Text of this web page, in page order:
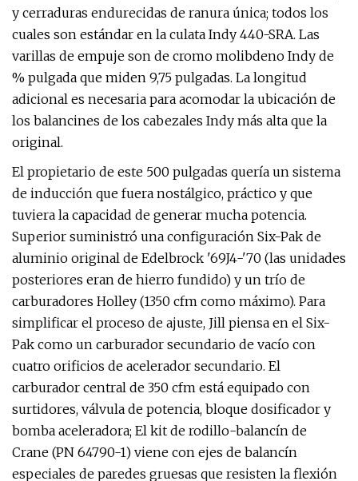
y cerraduras endurecidas de ranura única; todos los
cuales son estándar en la culata Indy 440-SRA. Las
varillas de empuje son de cromo molibdeno Indy de
% pulgada que miden 9,75 pulgadas. La longitud
adicional es necesaria para acomodar la ubicación de
los balancines de los cabezales Indy más alta que la
original.
El propietario de este 500 pulgadas quería un sistema
de inducción que fuera nostálgico, práctico y que
tuviera la capacidad de generar mucha potencia.
Superior suministró una configuración Six-Pak de
aluminio original de Edelbrock '69J4-'70 (las unidades
posteriores eran de hierro fundido) y un trío de
carburadores Holley (1350 cfm como máximo). Para
simplificar el proceso de ajuste, Jill piensa en el Six-
Pak como un carburador secundario de vacío con
cuatro orificios de acelerador secundario. El
carburador central de 350 cfm está equipado con
surtidores, válvula de potencia, bloque dosificador y
bomba aceleradora; El kit de rodillo-balancín de
Crane (PN 64790-1) viene con ejes de balancín
especiales de paredes gruesas que resisten la flexión